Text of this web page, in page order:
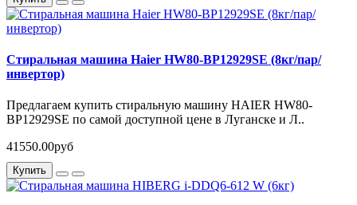
Стиральная машина Haier HW80-BP12929SE (8кг/пар/
инвертор)
Предлагаем купить стиральную машину HAIER HW80-
BP12929SE по самой доступной цене в Луганске и Л..
41550.00руб
Купить